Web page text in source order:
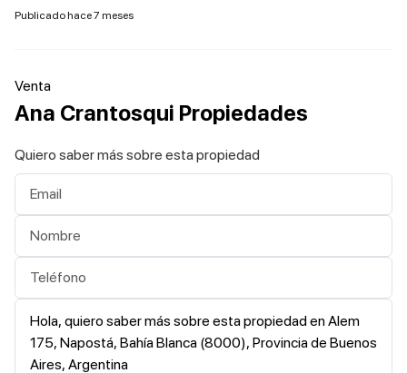
Publicado hace 7 meses
Venta
Ana Crantosqui Propiedades
Quiero saber más sobre esta propiedad